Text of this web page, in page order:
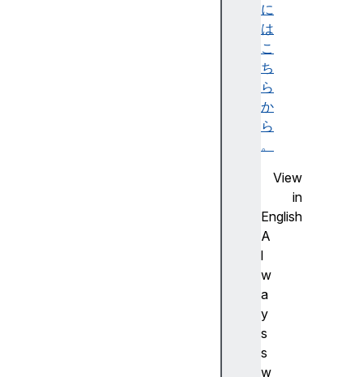
に
は
こ
ち
ら
か
ら
。
View
in
English
A
l
w
a
y
s
s
w